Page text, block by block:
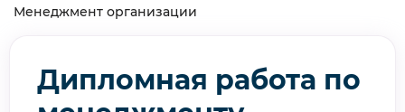
Менеджмент организации
Дипломная работа по